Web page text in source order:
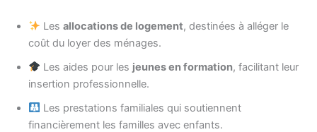
Les allocations de logement, destinées à alléger le
coût du loyer des ménages.
Les aides pour les jeunes en formation, facilitant leur
insertion professionnelle.
Les prestations familiales qui soutiennent
financièrement les familles avec enfants.